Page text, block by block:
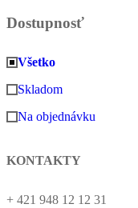
Dostupnosť
Všetko
Skladom
Na objednávku
KONTAKTY
+ 421 948 12 12 31